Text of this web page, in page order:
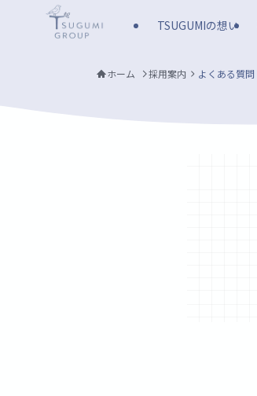
TSUGUMIの想い
ホーム 採用案内 よくある質問